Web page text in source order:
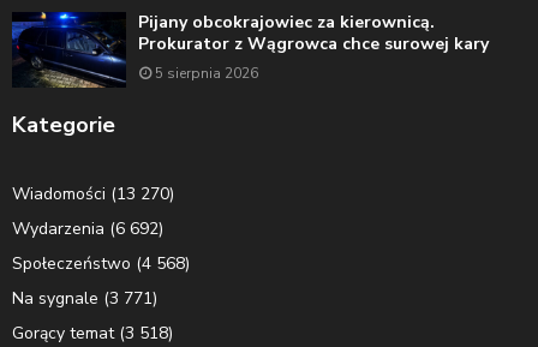
Pijany obcokrajowiec za kierownicą.
Prokurator z Wągrowca chce surowej kary
5 sierpnia 2026
Kategorie
Wiadomości (13 270)
Wydarzenia (6 692)
Społeczeństwo (4 568)
Na sygnale (3 771)
Gorący temat(3 518)